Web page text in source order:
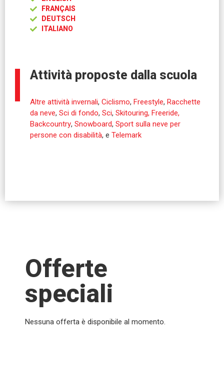
FRANÇAIS
DEUTSCH
ITALIANO
Attività proposte dalla scuola
Altre attività invernali, Ciclismo, Freestyle, Racchette
da neve, Sci di fondo, Sci, Skitouring, Freeride,
Backcountry, Snowboard, Sport sulla neve per
persone con disabilità, e Telemark
Offerte
speciali
Nessuna offerta è disponibile al momento.